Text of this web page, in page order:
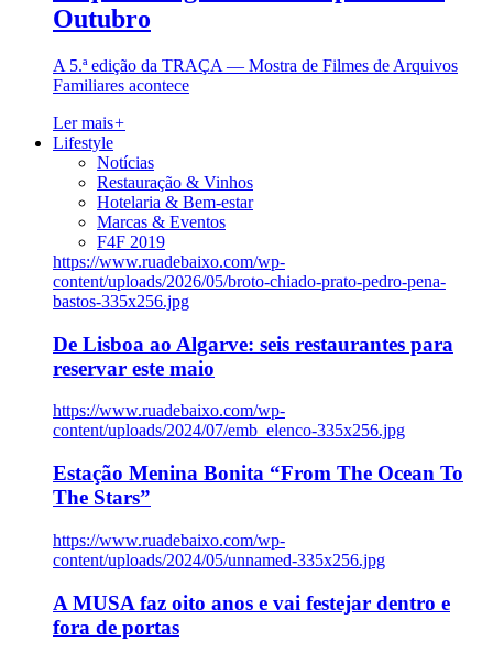
Outubro
A 5.ª edição da TRAÇA — Mostra de Filmes de Arquivos
Familiares acontece
Ler mais+
Lifestyle
Notícias
Restauração & Vinhos
Hotelaria & Bem-estar
Marcas & Eventos
F4F 2019
https://www.ruadebaixo.com/wp-
content/uploads/2026/05/broto-chiado-prato-pedro-pena-
bastos-335x256.jpg
De Lisboa ao Algarve: seis restaurantes para
reservar este maio
https://www.ruadebaixo.com/wp-
content/uploads/2024/07/emb_elenco-335x256.jpg
Estação Menina Bonita “From The Ocean To
The Stars”
https://www.ruadebaixo.com/wp-
content/uploads/2024/05/unnamed-335x256.jpg
A MUSA faz oito anos e vai festejar dentro e
fora de portas